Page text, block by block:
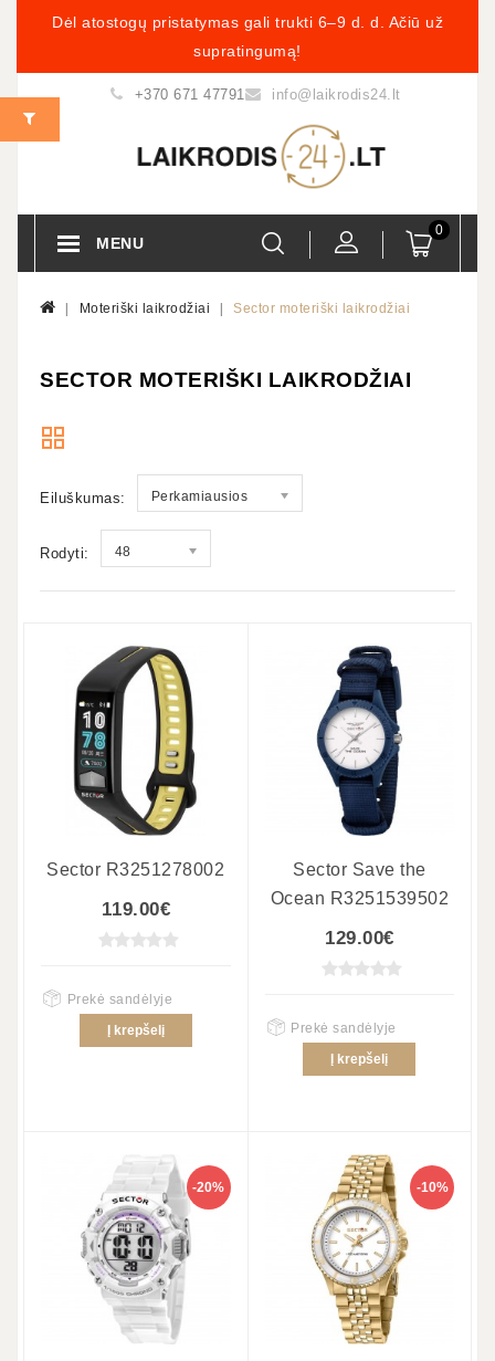
Dėl atostogų pristatymas gali trukti 6–9 d. d. Ačiū už
supratingumą!
+370 671 47791 info@laikrodis24.lt
0
MENU
Moteriški laikrodžiai Sector moteriški laikrodžiai
SECTOR MOTERIŠKI LAIKRODŽIAI
Eiluškumas: Perkamiausios
Rodyti: 48
Sector R3251278002
119.00€
Prekė sandėlyje
Į krepšelį
Sector Save the
Ocean R3251539502
129.00€
Prekė sandėlyje
Į krepšelį
-20% -10%